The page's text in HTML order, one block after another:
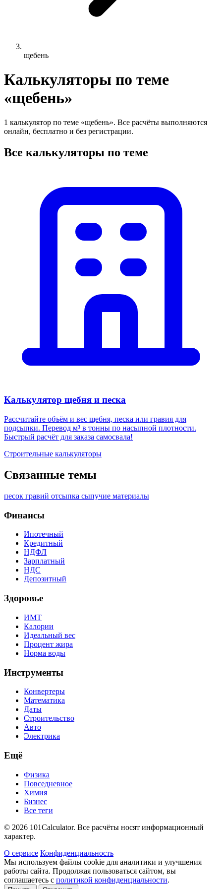
щебень
Калькуляторы по теме
«щебень»
1 калькулятор по теме «щебень». Все расчёты выполняются
онлайн, бесплатно и без регистрации.
Все калькуляторы по теме
Калькулятор щебня и песка
Рассчитайте объём и вес щебня, песка или гравия для
подсыпки. Перевод м³ в тонны по насыпной плотности.
Быстрый расчёт для заказа самосвала!
Строительные калькуляторы
Связанные темы
песок гравий отсыпка сыпучие материалы
Финансы
Ипотечный
Кредитный
НДФЛ
Зарплатный
НДС
Депозитный
Здоровье
ИМТ
Калории
Идеальный вес
Процент жира
Норма воды
Инструменты
Конвертеры
Математика
Даты
Строительство
Авто
Электрика
Ещё
Физика
Повседневное
Химия
Бизнес
Все теги
© 2026 101Calculator. Все расчёты носят информационный
характер.
О сервисе Конфиденциальность
Мы используем файлы cookie для аналитики и улучшения
работы сайта. Продолжая пользоваться сайтом, вы
соглашаетесь с политикой конфиденциальности.